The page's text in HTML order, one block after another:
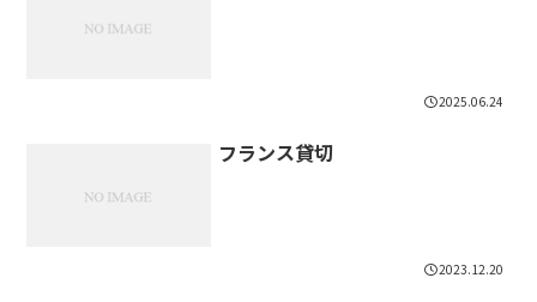
2025.06.24
フランス貸切
2023.12.20